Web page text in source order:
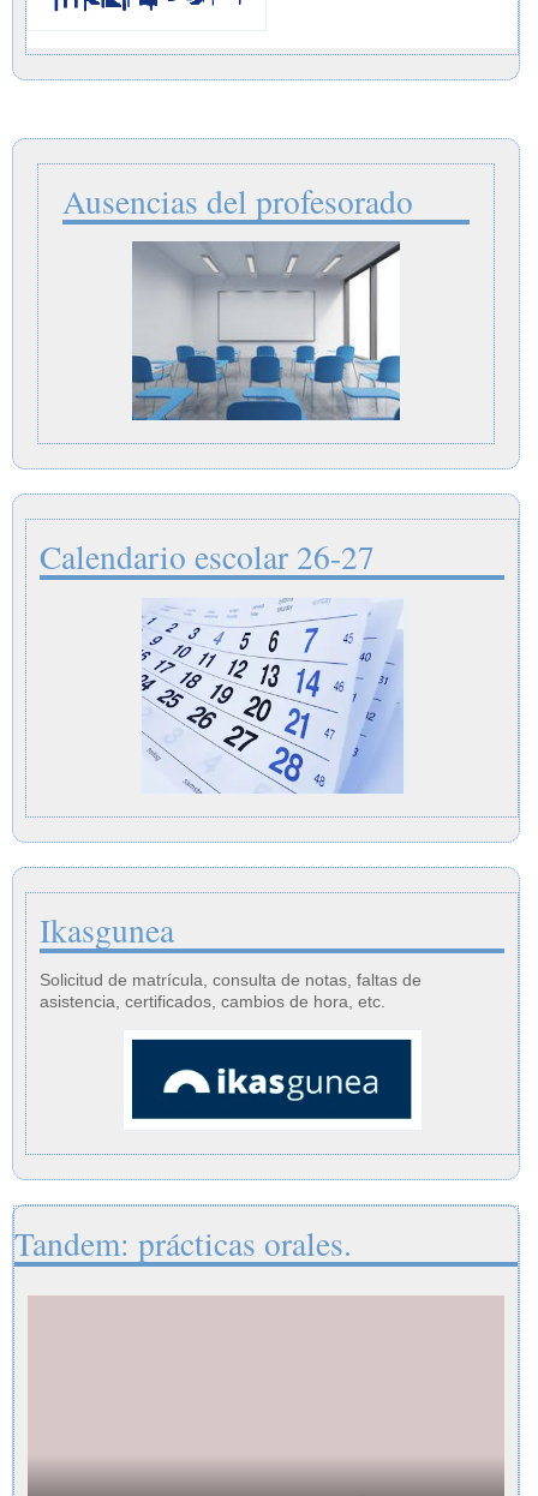
Ausencias del profesorado
Calendario escolar 26-27
Ikasgunea
Solicitud de matrícula, consulta de notas, faltas de
asistencia, certificados, cambios de hora, etc.
Tandem: prácticas orales.